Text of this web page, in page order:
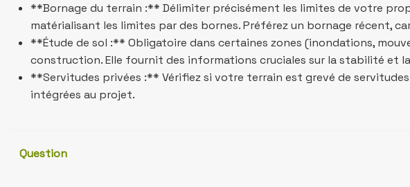
**Bornage du terrain :** Délimiter précisément les limites de votre
matérialisant les limites par des bornes. Préférez un bornage récent,
**Étude de sol :** Obligatoire dans certaines zones (inondations,
construction. Elle fournit des informations cruciales sur la stabilité et la
**Servitudes privées :** Vérifiez si votre terrain est grevé de
intégrées au projet.
Question